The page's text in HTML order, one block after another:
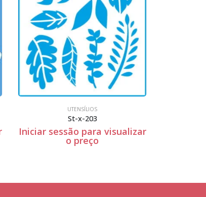
UTENSÍLIOS
Stm-353
Iniciar sessão para visualizar
o preço